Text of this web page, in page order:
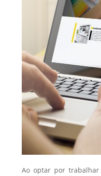
Ao optar por trabalhar